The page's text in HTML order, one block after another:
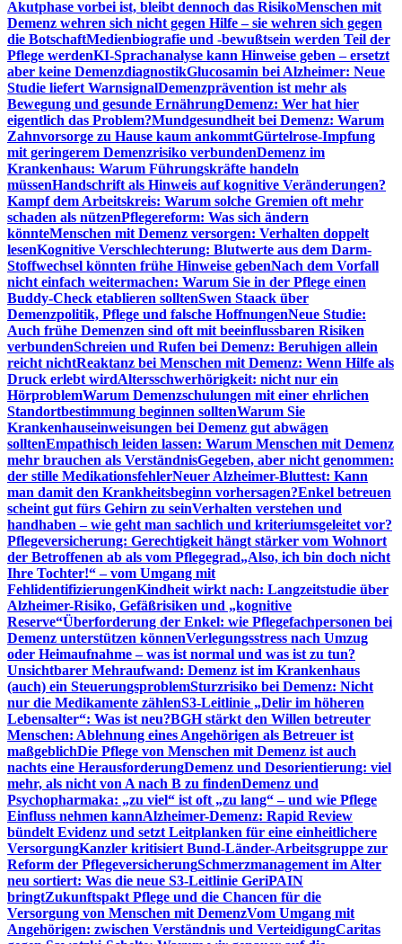
Akutphase vorbei ist, bleibt dennoch das RisikoMenschen mit
Demenz wehren sich nicht gegen Hilfe – sie wehren sich gegen
die BotschaftMedienbiografie und -bewußtsein werden Teil der
Pflege werdenKI-Sprachanalyse kann Hinweise geben – ersetzt
aber keine DemenzdiagnostikGlucosamin bei Alzheimer: Neue
Studie liefert WarnsignalDemenzprävention ist mehr als
Bewegung und gesunde ErnährungDemenz: Wer hat hier
eigentlich das Problem?Mundgesundheit bei Demenz: Warum
Zahnvorsorge zu Hause kaum ankommtGürtelrose-Impfung
mit geringerem Demenzrisiko verbundenDemenz im
Krankenhaus: Warum Führungskräfte handeln
müssenHandschrift als Hinweis auf kognitive Veränderungen?
Kampf dem Arbeitskreis: Warum solche Gremien oft mehr
schaden als nützenPflegereform: Was sich ändern
könnteMenschen mit Demenz versorgen: Verhalten doppelt
lesenKognitive Verschlechterung: Blutwerte aus dem Darm-
Stoffwechsel könnten frühe Hinweise gebenNach dem Vorfall
nicht einfach weitermachen: Warum Sie in der Pflege einen
Buddy-Check etablieren solltenSwen Staack über
Demenzpolitik, Pflege und falsche HoffnungenNeue Studie:
Auch frühe Demenzen sind oft mit beeinflussbaren Risiken
verbundenSchreien und Rufen bei Demenz: Beruhigen allein
reicht nichtReaktanz bei Menschen mit Demenz: Wenn Hilfe als
Druck erlebt wirdAltersschwerhörigkeit: nicht nur ein
HörproblemWarum Demenzschulungen mit einer ehrlichen
Standortbestimmung beginnen solltenWarum Sie
Krankenhauseinweisungen bei Demenz gut abwägen
solltenEmpathisch leiden lassen: Warum Menschen mit Demenz
mehr brauchen als VerständnisGegeben, aber nicht genommen:
der stille MedikationsfehlerNeuer Alzheimer-Bluttest: Kann
man damit den Krankheitsbeginn vorhersagen?Enkel betreuen
scheint gut fürs Gehirn zu seinVerhalten verstehen und
handhaben – wie geht man sachlich und kriteriumsgeleitet vor?
Pflegeversicherung: Gerechtigkeit hängt stärker vom Wohnort
der Betroffenen ab als vom Pflegegrad„Also, ich bin doch nicht
Ihre Tochter!“ – vom Umgang mit
FehlidentifizierungenKindheit wirkt nach: Langzeitstudie über
Alzheimer-Risiko, Gefäßrisiken und „kognitive
Reserve“Überforderung der Enkel: wie Pflegefachpersonen bei
Demenz unterstützen könnenVerlegungsstress nach Umzug
oder Heimaufnahme – was ist normal und was ist zu tun?
Unsichtbarer Mehraufwand: Demenz ist im Krankenhaus
(auch) ein SteuerungsproblemSturzrisiko bei Demenz: Nicht
nur die Medikamente zählenS3-Leitlinie „Delir im höheren
Lebensalter“: Was ist neu?BGH stärkt den Willen betreuter
Menschen: Ablehnung eines Angehörigen als Betreuer ist
maßgeblichDie Pflege von Menschen mit Demenz ist auch
nachts eine HerausforderungDemenz und Desorientierung: viel
mehr, als nicht von A nach B zu findenDemenz und
Psychopharmaka: „zu viel“ ist oft „zu lang“ – und wie Pflege
Einfluss nehmen kannAlzheimer-Demenz: Rapid Review
bündelt Evidenz und setzt Leitplanken für eine einheitlichere
VersorgungKanzler kritisiert Bund-Länder-Arbeitsgruppe zur
Reform der PflegeversicherungSchmerzmanagement im Alter
neu sortiert: Was die neue S3-Leitlinie GeriPAIN
bringtZukunftspakt Pflege und die Chancen für die
Versorgung von Menschen mit DemenzVom Umgang mit
Angehörigen: zwischen Verständnis und VerteidigungCaritas